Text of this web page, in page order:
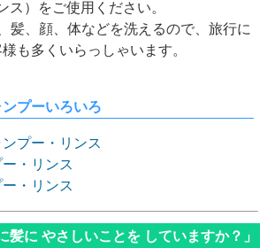
ス）をご使用ください。
髪、顔、体などを洗えるので、旅行に
も多くいらっしゃいます。
プーいろいろ
プー・リンス
・リンス
・リンス
髪に やさしいことを していますか？